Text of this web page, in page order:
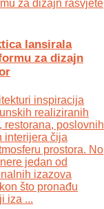
lansirala
za dizajn
inspiracija
realiziranih
restorana, poslovnih
interijera čija
prostora. No
jedan od
izazova
što pronađu
iza ...